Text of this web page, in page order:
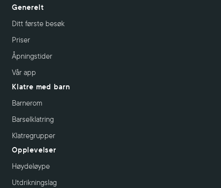
Generelt
Ditt første besøk
Priser
Åpningstider
Vår app
Klatre med barn
Barnerom
Barselklatring
Klatregrupper
Opplevelser
Høydeløype
Utdrikningslag